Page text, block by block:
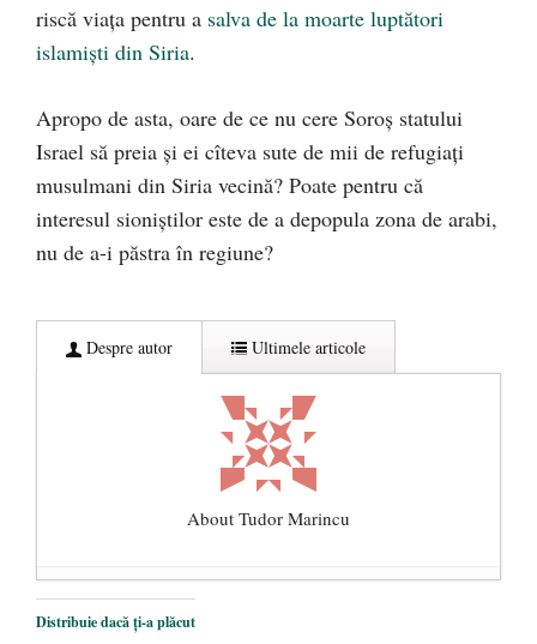
riscă viața pentru a salva de la moarte luptători
islamiști din Siria.
Apropo de asta, oare de ce nu cere Soroş statului
Israel să preia și ei cîteva sute de mii de refugiați
musulmani din Siria vecină? Poate pentru că
interesul sioniștilor este de a depopula zona de arabi,
nu de a-i păstra în regiune?
Despre autor Ultimele articole
About Tudor Marincu
De ce propaganda LGBT nu-și are locul în
unitățile de învățământ
Distribuie dacă ți-a plăcut